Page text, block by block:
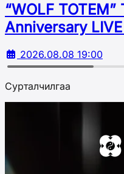
“WOLF
Аnniversary
2026.08.08 19:00
Сурталчилгаа